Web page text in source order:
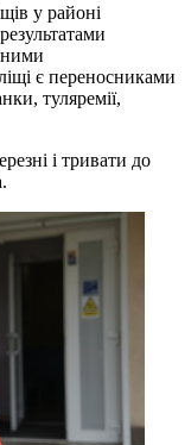
у районі
є переносниками
туляремії,
і тривати до